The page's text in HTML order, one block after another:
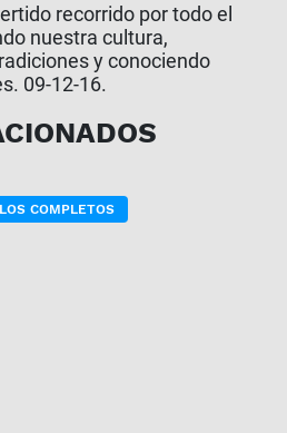
recorrido por todo el
nuestra cultura,
y conociendo
09-12-16.
COMPLETOS